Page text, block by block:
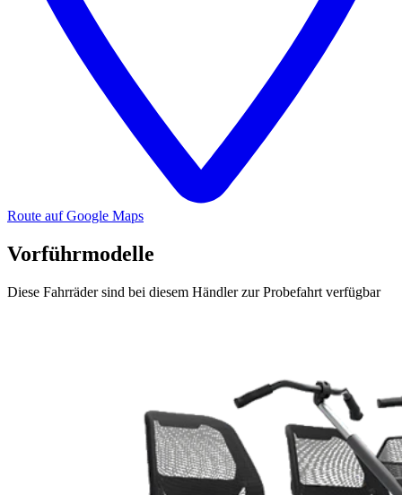
Route auf Google Maps
Vorführmodelle
Diese Fahrräder sind bei diesem Händler zur Probefahrt verfügbar